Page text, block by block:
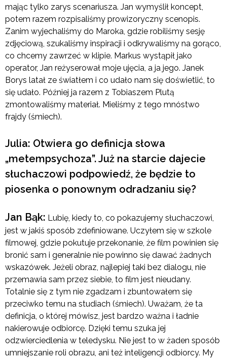
mając tylko zarys scenariusza. Jan wymyślił koncept,
potem razem rozpisaliśmy prowizoryczny scenopis.
Zanim wyjechaliśmy do Maroka, gdzie robiliśmy sesję
zdjęciową, szukaliśmy inspiracji i odkrywaliśmy na gorąco,
co chcemy zawrzeć w klipie. Markus wystąpił jako
operator, Jan reżyserował moje ujęcia, a ja jego. Janek
Borys latał ze światłem i co udało nam się doświetlić, to
się udało. Później ja razem z Tobiaszem Plutą
zmontowaliśmy materiał. Mieliśmy z tego mnóstwo
frajdy (śmiech).
Julia: Otwiera go definicja słowa
„metempsychoza”. Już na starcie dajecie
słuchaczowi podpowiedź, że będzie to
piosenka o ponownym odradzaniu się?
Jan Bąk: Lubię, kiedy to, co pokazujemy słuchaczowi,
jest w jakiś sposób zdefiniowane. Uczyłem się w szkole
filmowej, gdzie pokutuje przekonanie, że film powinien się
bronić sam i generalnie nie powinno się dawać żadnych
wskazówek. Jeżeli obraz, najlepiej taki bez dialogu, nie
przemawia sam przez siebie, to film jest nieudany.
Totalnie się z tym nie zgadzam i zbuntowałem się
przeciwko temu na studiach (śmiech). Uważam, że ta
definicja, o której mówisz, jest bardzo ważna i ładnie
nakierowuje odbiorcę. Dzięki temu szuka jej
odzwierciedlenia w teledysku. Nie jest to w żaden sposób
umniejszanie roli obrazu, ani też inteligencji odbiorcy. My